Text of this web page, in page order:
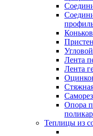
Лента
Лента
Опора
Теплицы из